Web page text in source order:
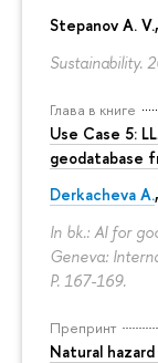
Stepanov A. V.,
Sustainability.
Глава в книге
Use Case 5:
geodatabase
Derkacheva A.,
In bk.: AI for
Geneva:
P. 167-169.
Препринт
Natural